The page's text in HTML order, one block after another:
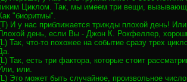
Циклом. Так, мы имеем три вещи,
"биоритмы".
И у нас приближается трижды плохой день!
день, если Вы - Джон К. Рокфеллер,
Так, что-то похожее на событие сразу трех
Так, есть три фактора, которые стоит
или.
Это может быть случайное, произвольное